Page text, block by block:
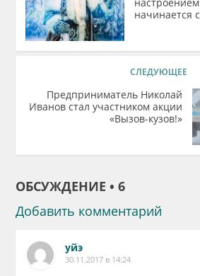
начинается
СЛЕДУЮЩЕЕ
Предприниматель Николай
Иванов стал участником акции
«Вызов-кузов!»
ОБСУЖДЕНИЕ • 6
Добавить комментарий
уйэ
30.11.2017 в 14:24